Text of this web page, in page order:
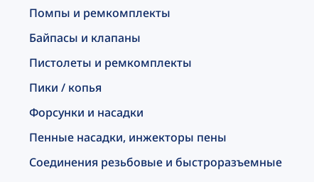
Помпы и ремкомплекты
Байпасы и клапаны
Пистолеты и ремкомплекты
Пики / копья
Форсунки и насадки
Пенные насадки, инжекторы пены
Соединения резьбовые и быстроразъемные